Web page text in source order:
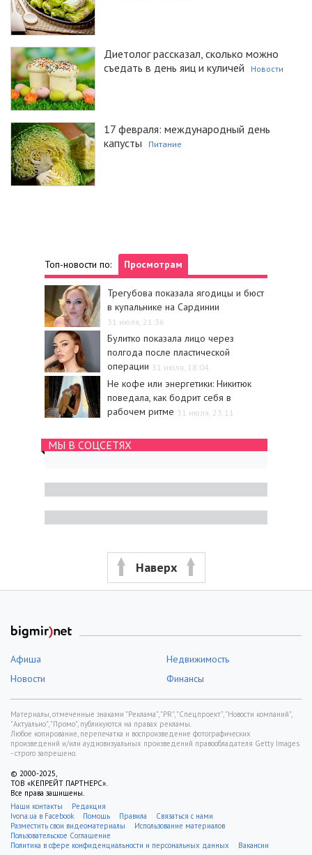
Диетолог рассказал, сколько можно
съедать в день яиц и куличей
Новости
17 февраля: международный день
капусты
Питание
Топ-новости по: Просмотрам
Трегубова показала ягодицы и бюст
в купальнике на Сардинии
31 июля, 21:36
Булитко показала лицо через
полгода после пластической
операции 31 июля, 18:04
Не кофе или энергетики: Никитюк
поведала, как бодрит себя в
рабочем ритме 31 июля, 23:11
МЫ В СОЦСЕТЯХ
Наверх
Афиша
Недвижимость
Новости
Финансы
Материалы, отмеченные знаками "Реклама", "PR", "Спецпроект", "Новости компаний",
"Актуально", "Промо", публикуются на правах рекламы.
Любое копирование, перепечатка и воспроизведение фотографических
произведений и/или аудиовизуальных произведений правообладателя Getty Images
- строго запрещено.
© 2000-2025,
ТОВ «КЕПРЕЙТ ПАРТНЕРС».
Все права защищены.
Наши контакты
Редакция
Ivona.ua в Facebook
Помощь Правила
Связаться с нами
Разместить свои видеоматериалы
Использование материалов
Пользовательское Соглашение
Политика в сфере конфиденциальности и персональных данных
Вакансии